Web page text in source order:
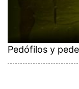
Pedófilos y